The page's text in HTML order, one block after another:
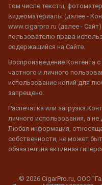
том числе тексты,
видеоматериалы (далее -
www.cigarpro.ru (далее -
пользователю права
содержащийся на Сайте.
Воспроизведение Контента
частного и личного
использование копий для
запрещено.
Распечатка или загрузка
личного использования, а
Любая информация,
собственности, не может
обязательна активная
© 2026 CigarPro.ru, ООО